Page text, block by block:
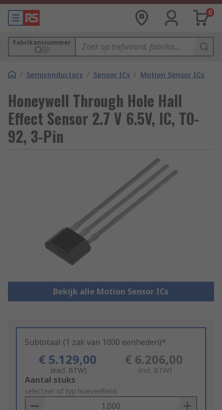
0
Fabrikantnummer
/ Semiconductors / Sensor ICs / Motion Sensor ICs
Honeywell Through Hole Hall
Effect Sensor 2.7 V 6.5V, IC, TO-
92, 3-Pin
Bekijk alle Motion Sensor ICs
Subtotaal (1 zak van 1000 eenheden)*
€ 5.129,00
(excl. BTW)
€ 6.206,00
(incl. BTW)
Add
to
Basket
Aantal stuks
selecteer of typ hoeveelheid